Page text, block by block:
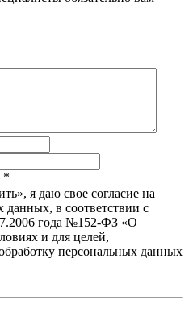
*
я даю свое согласие на
данных, в соответствии с
года №152-ФЗ «О
и для целей,
персональных данных